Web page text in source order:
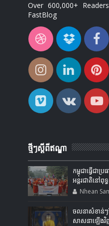
Over 600,000+
FastBlog
ថ្មីៗស្តីពីឥណ្ឌា
កម្ពុជាធ្វើជា
អន្តរជាតិនៅពុ
Nhean
ចលនាសំខាន់ៗដ
សាសនាឡើងវិ